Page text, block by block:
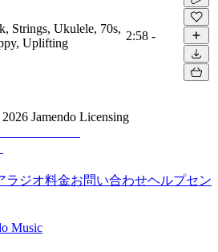
Strings, Ukulele, 70s,
Uplifting
2:58 -
2026 Jamendo Licensing
ラジオ料金お問い合わせヘルプセン
Music